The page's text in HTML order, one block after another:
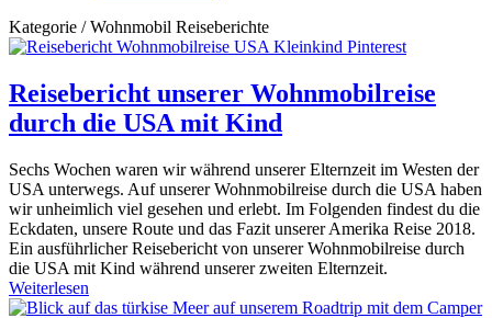
Kategorie / Wohnmobil Reiseberichte
Reisebericht unserer Wohnmobilreise
durch die USA mit Kind
Sechs Wochen waren wir während unserer Elternzeit im Westen der
USA unterwegs. Auf unserer Wohnmobilreise durch die USA haben
wir unheimlich viel gesehen und erlebt. Im Folgenden findest du die
Eckdaten, unsere Route und das Fazit unserer Amerika Reise 2018.
Ein ausführlicher Reisebericht von unserer Wohnmobilreise durch
die USA mit Kind während unserer zweiten Elternzeit.
Weiterlesen